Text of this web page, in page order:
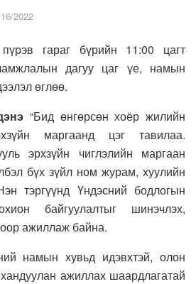
2022
гараг бүрийн 11:00 цагт
дагуу цаг үе, намын
өглөө.
“Бид өнгөрсөн хоёр жилийн
маргаанд цэг тавилаа.
эрхзүйн чиглэлийн маргаан
бүх зүйл ном журам, хуулийн
тэргүүнд Үндэсний бодлогын
байгуулалтыг шинэчлэх,
ажиллаж байна.
намын хувьд идэвхтэй, олон
ажиллах шаардлагатай